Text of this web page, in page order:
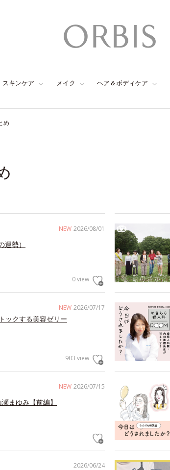
スキンケア メイク ヘア＆ボディケア
め
NEW 2026/08/01
勢）
0 view
NEW 2026/07/17
ックする美容ゼリー
903 view
NEW 2026/07/15
まゆみ【前編】
2026/06/24